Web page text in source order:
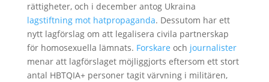
rättigheter, och i december antog Ukraina
lagstiftning mot hatpropaganda. Dessutom har ett
nytt lagförslag om att legalisera civila partnerskap
för homosexuella lämnats. Forskare och journalister
menar att lagförslaget möjliggjorts eftersom ett stort
antal HBTQIA+ personer tagit värvning i militären,